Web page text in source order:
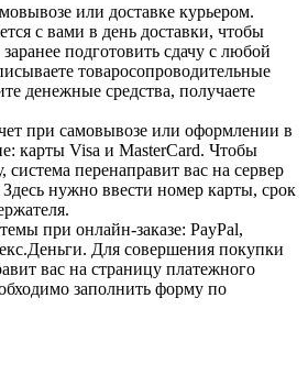
или доставке курьером.
с вами в день доставки, чтобы
подготовить сдачу с любой
товаросопроводительные
денежные средства, получаете
при самовывозе или оформлении в
карты Visa и MasterCard. Чтобы
система перенаправит вас на сервер
нужно ввести номер карты, срок
при онлайн-заказе: PayPal,
Для совершения покупки
вас на страницу платежного
заполнить форму по